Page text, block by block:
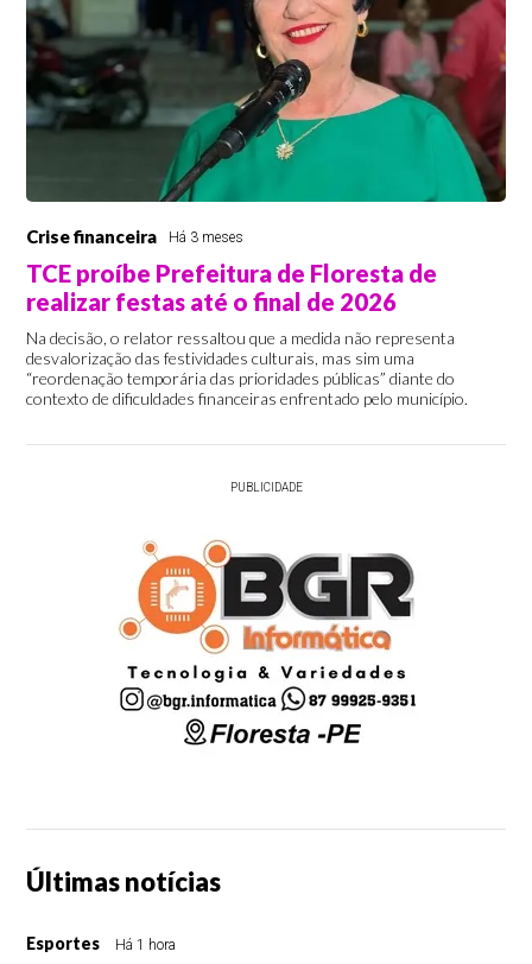
Crise financeira Há 3 meses
TCE proíbe Prefeitura de Floresta de
realizar festas até o final de 2026
Na decisão, o relator ressaltou que a medida não representa
desvalorização das festividades culturais, mas sim uma
“reordenação temporária das prioridades públicas” diante do
contexto de dificuldades financeiras enfrentado pelo município.
PUBLICIDADE
Últimas notícias
Esportes Há 1 hora